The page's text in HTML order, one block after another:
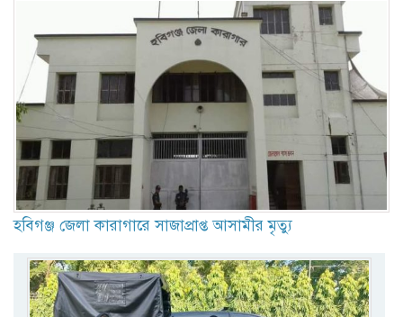
হবিগঞ্জ জেলা কারাগারে সাজাপ্রাপ্ত আসামীর মৃত্যু